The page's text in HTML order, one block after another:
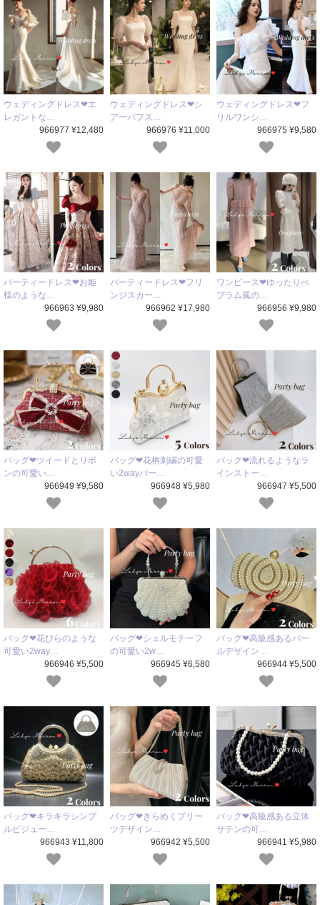
ウェディングドレス❤エ
レガントな…
966977 ¥12,480
ウェディングドレス❤シ
アーパフス…
966976 ¥11,000
ウェディングドレス❤フ
リルワンシ…
966975 ¥9,580
パーティードレス❤お姫
様のような…
966963 ¥9,980
パーティードレス❤フリ
ンジスカー…
966962 ¥17,980
ワンピース❤ゆったりぺ
プラム風の…
966956 ¥9,980
バッグ❤ツイードとリボ
ンの可愛い…
966949 ¥9,580
バッグ❤花柄刺繍の可愛
い2wayパー…
966948 ¥5,980
バッグ❤流れるようなラ
インストー…
966947 ¥5,500
バッグ❤花びらのような
可愛い2way…
966946 ¥5,500
バッグ❤シェルモチーフ
の可愛い2w…
966945 ¥6,580
バッグ❤高級感あるパー
ルデザイン…
966944 ¥5,500
バッグ❤キラキラシンプ
ルビジュー…
966943 ¥11,800
バッグ❤きらめくプリー
ツデザイン…
966942 ¥5,500
バッグ❤高級感ある立体
サテンの可…
966941 ¥5,980